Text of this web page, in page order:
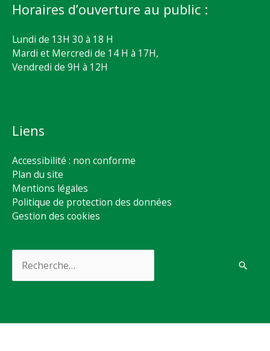
Horaires d’ouverture au public :
Lundi de 13H 30 à 18 H
Mardi et Mercredi de 14 H à 17H,
Vendredi de 9H à 12H
Liens
Accessibilité : non conforme
Plan du site
Mentions légales
Politique de protection des données
Gestion des cookies